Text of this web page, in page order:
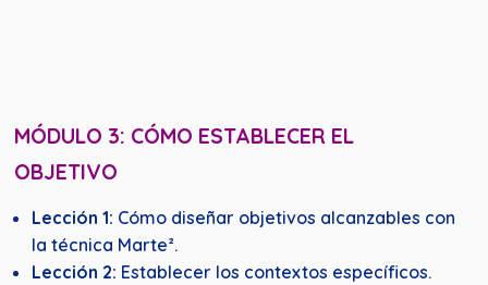
MÓDULO 3: CÓMO ESTABLECER EL
OBJETIVO
Lección 1: Cómo diseñar objetivos alcanzables con
la técnica Marte².
Lección 2: Establecer los contextos específicos.